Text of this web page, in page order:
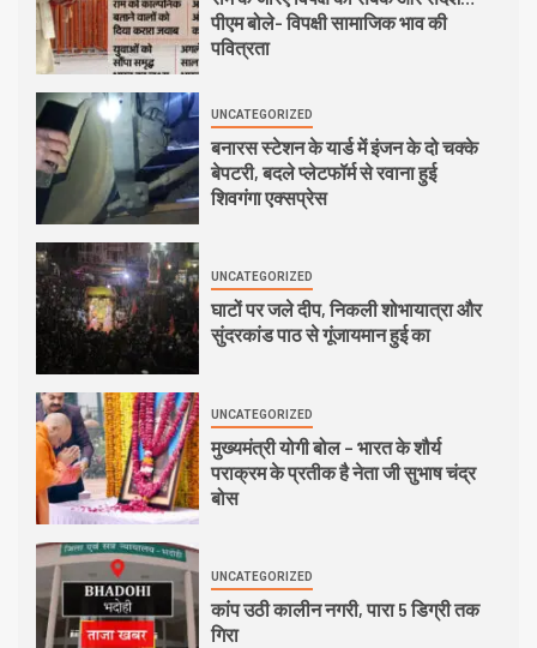
पीएम बोले- विपक्षी सामाजिक भाव की
पवित्रता
UNCATEGORIZED
बनारस स्टेशन के यार्ड में इंजन के दो चक्के
बेपटरी, बदले प्लेटफॉर्म से रवाना हुई
शिवगंगा एक्सप्रेस
UNCATEGORIZED
घाटों पर जले दीप, निकली शोभायात्रा और
सुंदरकांड पाठ से गूंजायमान हुई का
UNCATEGORIZED
मुख्यमंत्री योगी बोल – भारत के शौर्य
पराक्रम के प्रतीक है नेता जी सुभाष चंद्र
बोस
UNCATEGORIZED
कांप उठी कालीन नगरी, पारा 5 डिग्री तक
गिरा